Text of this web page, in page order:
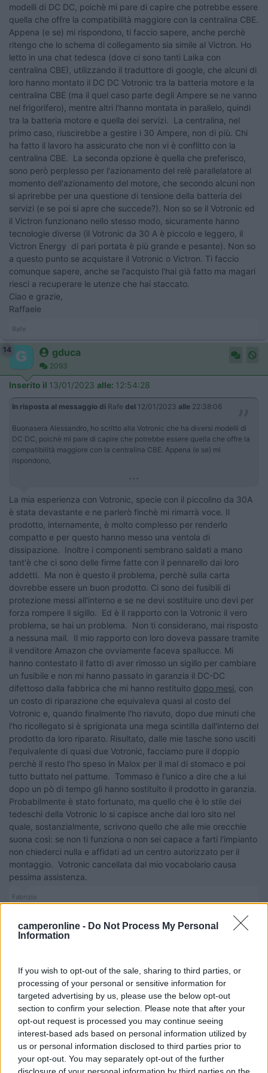
camperonline - Do Not Process My Personal
Information
If you wish to opt-out of the sale, sharing to third parties, or
processing of your personal or sensitive information for
targeted advertising by us, please use the below opt-out
section to confirm your selection. Please note that after your
opt-out request is processed you may continue seeing
interest-based ads based on personal information utilized by
us or personal information disclosed to third parties prior to
your opt-out. You may separately opt-out of the further
disclosure of your personal information by third parties on the
modelli di DC DC, poichè mi pare di capire che potrebbe essere
quella che offre la compatibilità maggiore con la centralina CBE.
Appena (e se) mi rispondono, ti faccio sapere, anche perchè
ritengo che lo schema di collegamento sia simile al Victron. Ho
letto in una chat tedesca (dove ci sono tanti Laika con
centralina CBE), utilizzando il traduttore di google, che alcuni di
loro hanno montato il DC DC Votronic tra la batteria motore e la
centralina CBE (ma il quel caso parte degli Ampere se ne vanno
nel frigorifero), mentre altri l'hanno montata in parallelo, quindi
tra la batteria motore e quella dei servizi. La centralina, nel
primo caso, riuscirebbe a gestire i 30 Ampere, non di più. Chi
ha fatto il lavoro ha assicurato che non vi è conflitto con la
centralina CBE. La seconda opzione è quella che preferisco,
sono però perplesso per l'azionamento del relè parallelatore al
momento dell'azionamento del motore, che secondo alcuni non
si aprirebbe per una questione di tensione della batteria dei
servizi (e se poi si apre che succede?). Non so se il Votronic ed
il Victron funzionano nello stesso modo, sicuramente hanno
tecnologie diverse (il Votronic da 30 A è piccolo e leggero, il
Victron Energy di pari portata è più grande e pesante). Non so
a questo punto se acquistare il Votronic o Victron. Ti faccio
comunque sapere, anche se l'acquisto l'hai già fatto ma magari
riesci a recuperare le utenze che hai staccato.
Ciao e grazie,
Raffaele
Rafe
14 gduca
2093
Inserito il 13/01/2023 alle: 12:54:28
In risposta al messaggio di Rafe del 12/01/2023 alle 22:38:06
Buonasera Alessandro, ho scritto alla Votronic che ha diversi modelli di
DC DC, poichè mi pare di capire che potrebbe essere quella che offre la
compatibilità maggiore con la centralina CBE. Appena (e se) mi
rispondono,
...
La mia esperienza con Votronic, specie con il piccolino da 30A
è stata devastante e ne parlerò finchè mi rimarrà voce. Il
prodotto, internamente, è molto complesso per renderlo
compatto e per questo hanno messo una ventola di
dissipazione. Inoltre i componenti sembrano saldati a mano
tant'è che ci sono delle firme fatte con il pennarello dai loro
addetti. Ma non è questo il problema, perchè sulla carta
dovrebbe essere un buon prodotto. Ci sono dei fusibili di
protezione messi all'interno e se ne devi sostituire uno devi per
forza rompere il sigillo. Ed è il rapporto con la Votronic il vero
problema, se hai un problema. Non ti considerano, mai risposto
a nessuna mail. Il mio rapporto con loro doveva passare tramite
il venditore Amazon che ovviamente faceva spallucce. Mi
hanno contestato il fatto di aver rimosso un sigillo per cambiare
un fusibile e non mi hanno passato in garanzia il DC-DC
difettoso dalla fabbrica che mi hanno restituito dopo mesi , con
un costo di riparazione che equivaleva quasi al costo del
Votronic e, quando finalmente l'ho riavuto, dopo due minuti che
l'ho ricollegato si è sprigionata una mega scintilla dall'interno del
prodotto da loro riparato. Risultato, dalle mie tasche sono usciti
l'equivalente di quasi due Votronic, facciamo pure il doppio
perchè il resto l'ho speso in Malox per il mal di stomaco e poi
tutto buttato nel pattume. Tommaso è l'unico a dire che a lui
dopo un pò di tempo gli hanno sostituito il prodotto in garanzia.
Probabilmente è stato fortunato, ma quello che è lo stile dei
tedeschi della Votronic lo si capisce anche dal loro sito nel
quale, sostanzialmente, scrivono quello che alle mie orecchie
suona così: se non ti funziona o non sei capace a farti l'impianto
non chiederci nulla e affidati ad un centro autorizzato per il
montaggio. Votronic cancellata dal mio vocabolario causa
pessima assistenza.
Fabrizio
Rafe
171
In risposta al messaggio di gducadel 13/01/2023 alle12:54:28
La mia esperienza con Votronic, specie con il piccolino da 30A è stata
devastante e ne parlerò finchè mi rimarrà voce. Il prodotto, internamente,
è molto complesso per renderlo compatto e per questo hanno messo una
ventola
...
Buongiorno, accantono il DC DC Votronic. Ho appreso da Laika